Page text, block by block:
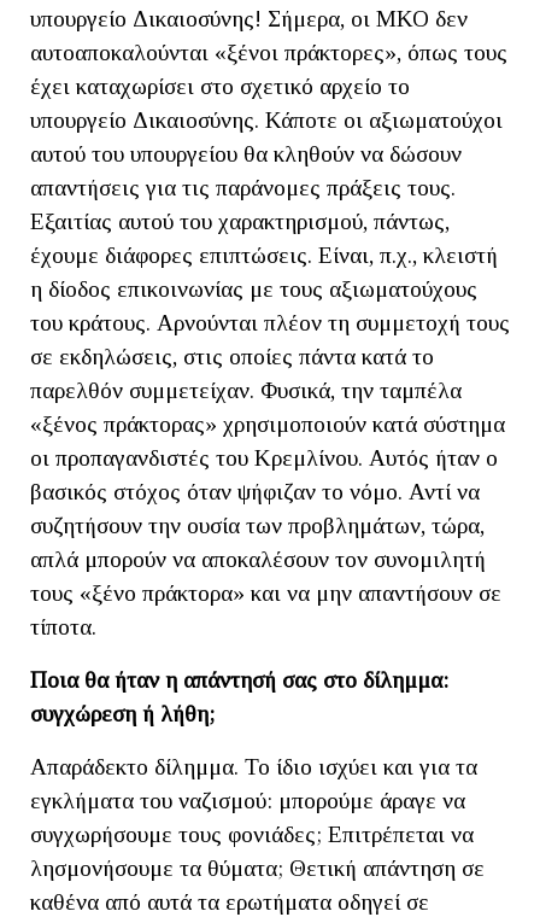
υπουργείο Δικαιοσύνης! Σήμερα, οι ΜΚΟ δεν
αυτοαποκαλούνται «ξένοι πράκτορες», όπως τους
έχει καταχωρίσει στο σχετικό αρχείο το
υπουργείο Δικαιοσύνης. Κάποτε οι αξιωματούχοι
αυτού του υπουργείου θα κληθούν να δώσουν
απαντήσεις για τις παράνομες πράξεις τους.
Εξαιτίας αυτού του χαρακτηρισμού, πάντως,
έχουμε διάφορες επιπτώσεις. Είναι, π.χ., κλειστή
η δίοδος επικοινωνίας με τους αξιωματούχους
του κράτους. Αρνούνται πλέον τη συμμετοχή τους
σε εκδηλώσεις, στις οποίες πάντα κατά το
παρελθόν συμμετείχαν. Φυσικά, την ταμπέλα
«ξένος πράκτορας» χρησιμοποιούν κατά σύστημα
οι προπαγανδιστές του Κρεμλίνου. Αυτός ήταν ο
βασικός στόχος όταν ψήφιζαν το νόμο. Αντί να
συζητήσουν την ουσία των προβλημάτων, τώρα,
απλά μπορούν να αποκαλέσουν τον συνομιλητή
τους «ξένο πράκτορα» και να μην απαντήσουν σε
τίποτα.
Ποια θα ήταν η απάντησή σας στο δίλημμα:
συγχώρεση ή λήθη;
Απαράδεκτο δίλημμα. Το ίδιο ισχύει και για τα
εγκλήματα του ναζισμού: μπορούμε άραγε να
συγχωρήσουμε τους φονιάδες; Επιτρέπεται να
λησμονήσουμε τα θύματα; Θετική απάντηση σε
καθένα από αυτά τα ερωτήματα οδηγεί σε